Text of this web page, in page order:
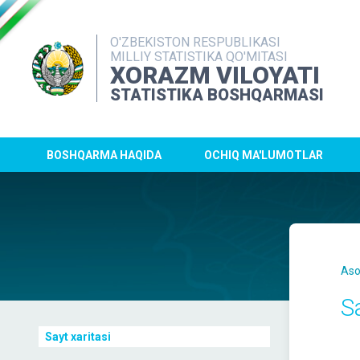
O'ZBEKISTON RESPUBLIKASI
MILLIY STATISTIKA QO'MITASI
XORAZM VILOYATI
STATISTIKA BOSHQARMASI
BOSHQARMA HAQIDA OCHIQ MA'LUMOTLAR
Sayt xaritasi